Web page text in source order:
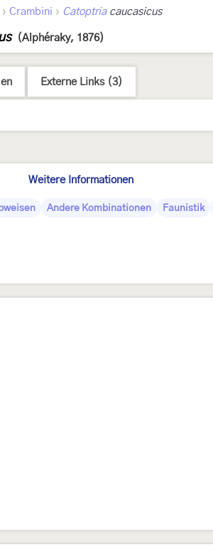
› Crambini › Catoptriacaucasicus
(Alphéraky, 1876)
Externe Links (3)
Weitere Informationen
Andere Kombinationen Faunistik